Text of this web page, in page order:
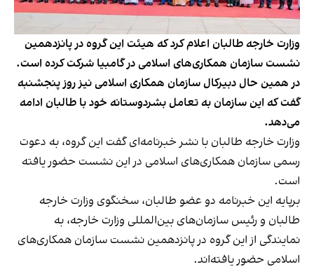
وزارت خارجه طالبان اعلام کرد که هیئت این گروه در پانزدهمین
نشست سازمان همکاری‌های اسلامی در گامبیا شرکت کرده‌ است.
در همین حال دبیرکال سازمان همکاری اسلامی نیز روز پنجشنبه
گفت که این سازمان به تعامل بشردوستانه خود با طالبان ادامه
می‌دهد.
وزارت خارجه طالبان با نشر خبرنامه‌ای گفت این گروه، به دعوت
رسمی سازمان همکاری‌های اسلامی در این نشست حضور یافته
است.
برپایه این خبرنامه دو عضو طالبان، سخنگوی وزارت خارجه
طالبان و رئیس سازمان‎‌های بین‌المللی وزارت خارجه، به
نمایندگی از این گروه در پانزدهمین نشست سازمان همکاری‌های
اسلامی حضور یافته‌اند.